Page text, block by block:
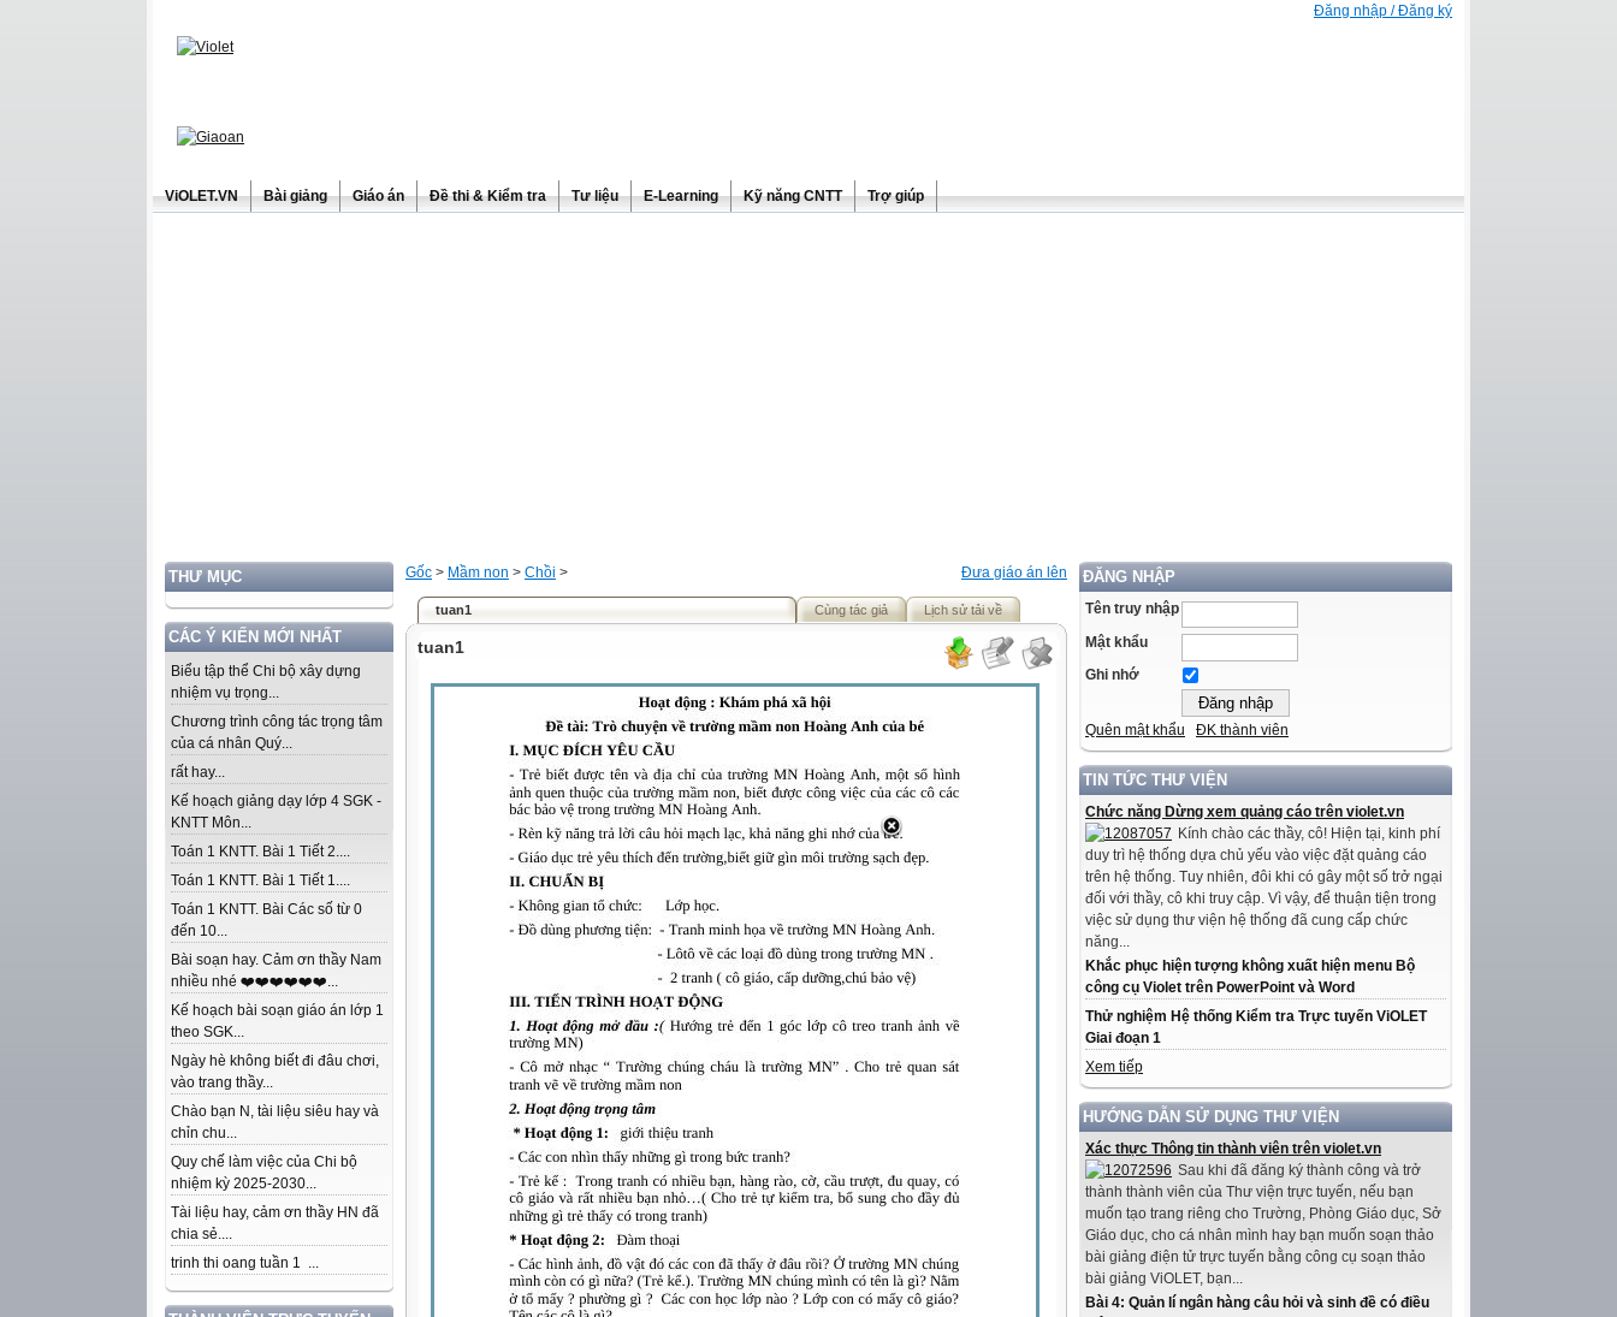
Đăng nhập / Đăng ký
ViOLET.VN Bài giảng Giáo án Đề thi & Kiểm tra Tư liệu E-Learning Kỹ năng CNTT Trợ giúp
THƯ MỤC
CÁC Ý KIẾN MỚI NHẤT
Biểu tập thể Chi bộ xây dựng
nhiệm vụ trọng...
Chương trình công tác trọng tâm
của cá nhân Quý...
rất hay...
Kế hoạch giảng dạy lớp 4 SGK -
KNTT Môn...
Toán 1 KNTT. Bài 1 Tiết 2....
Toán 1 KNTT. Bài 1 Tiết 1....
Toán 1 KNTT. Bài Các số từ 0
đến 10...
Bài soạn hay. Cảm ơn thầy Nam
nhiều nhé ❤️❤️❤️❤️❤️❤️...
Kế hoạch bài soạn giáo án lớp 1
theo SGK...
Ngày hè không biết đi đâu chơi,
vào trang thầy...
Chào bạn N, tài liệu siêu hay và
chỉn chu...
Quy chế làm việc của Chi bộ
nhiệm kỳ 2025-2030...
Tài liệu hay, cảm ơn thầy HN đã
chia sẻ....
trinh thi oang tuần 1 ...
ĐĂNG NHẬP
Tên truy nhập
Mật khẩu
Ghi nhớ
Quên mật khẩu ĐK thành viên
TIN TỨC THƯ VIỆN
Chức năng Dừng xem quảng cáo trên violet.vn
Kính chào các thầy, cô! Hiện tại, kinh phí
duy trì hệ thống dựa chủ yếu vào việc đặt quảng cáo
trên hệ thống. Tuy nhiên, đôi khi có gây một số trở ngại
đối với thầy, cô khi truy cập. Vì vậy, để thuận tiện trong
việc sử dụng thư viện hệ thống đã cung cấp chức
năng...
Khắc phục hiện tượng không xuất hiện menu Bộ
công cụ Violet trên PowerPoint và Word
Thử nghiệm Hệ thống Kiểm tra Trực tuyến ViOLET
Giai đoạn 1
Xem tiếp
HƯỚNG DẪN SỬ DỤNG THƯ VIỆN
Xác thực Thông tin thành viên trên violet.vn
Sau khi đã đăng ký thành công và trở
thành thành viên của Thư viện trực tuyến, nếu bạn
muốn tạo trang riêng cho Trường, Phòng Giáo dục, Sở
Giáo dục, cho cá nhân mình hay bạn muốn soạn thảo
bài giảng điện tử trực tuyến bằng công cụ soạn thảo
bài giảng ViOLET, bạn...
Bài 4: Quản lí ngân hàng câu hỏi và sinh đề có điều
Đưa giáo án lên
Gốc > Mầm non > Chồi >
tuan1 Cùng tác giả Lịch sử tải về
tuan1